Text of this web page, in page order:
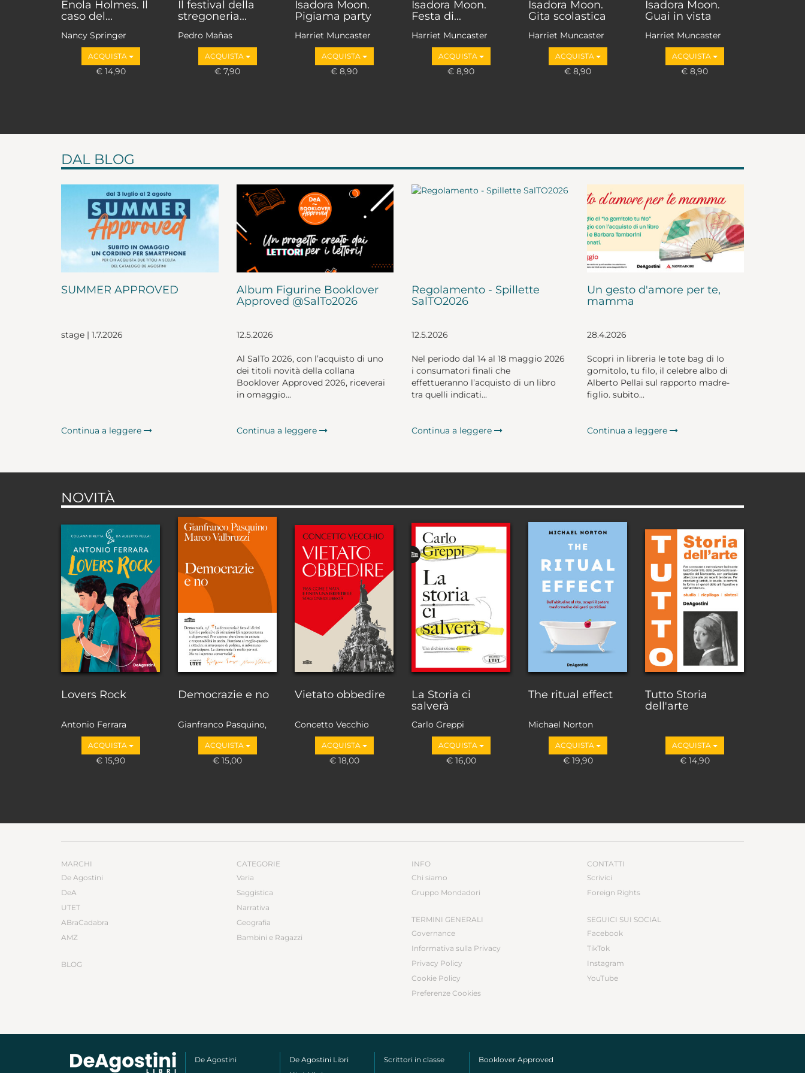
Enola Holmes. Il
caso del...
Nancy Springer
ACQUISTA
€ 14,90
Il festival della
stregoneria...
Pedro Mañas
ACQUISTA
€ 7,90
Isadora Moon.
Pigiama party
Harriet Muncaster
ACQUISTA
€ 8,90
Isadora Moon.
Festa di...
Harriet Muncaster
ACQUISTA
€ 8,90
Isadora Moon.
Gita scolastica
Harriet Muncaster
ACQUISTA
€ 8,90
Isadora Moon.
Guai in vista
Harriet Muncaster
ACQUISTA
€ 8,90
DAL BLOG
SUMMER APPROVED
stage | 1.7.2026
Continua a leggere
Album Figurine Booklover
Approved @SalTo2026
12.5.2026
Al SalTo 2026, con l’acquisto di uno
dei titoli novità della collana
Booklover Approved 2026, riceverai
in omaggio...
Continua a leggere
Regolamento - Spillette
SalTO2026
12.5.2026
Nel periodo dal 14 al 18 maggio 2026
i consumatori finali che
effettueranno l’acquisto di un libro
tra quelli indicati...
Continua a leggere
Un gesto d'amore per te,
mamma
28.4.2026
Scopri in libreria le tote bag di Io
gomitolo, tu filo, il celebre albo di
Alberto Pellai sul rapporto madre-
figlio. subito...
Continua a leggere
NOVITÀ
Lovers Rock
Antonio Ferrara
ACQUISTA
€ 15,90
Democrazie e no
Gianfranco Pasquino,
Marco Valbruzzi
ACQUISTA
€ 15,00
Vietato obbedire
Concetto Vecchio
ACQUISTA
€ 18,00
La Storia ci
salverà
Carlo Greppi
ACQUISTA
€ 16,00
The ritual effect
Michael Norton
ACQUISTA
€ 19,90
Tutto Storia
dell'arte
ACQUISTA
€ 14,90
MARCHI
De Agostini
DeA
UTET
ABraCadabra
AMZ
BLOG
CATEGORIE
Varia
Saggistica
Narrativa
Geografia
Bambini e Ragazzi
INFO
Chi siamo
Gruppo Mondadori
TERMINI GENERALI
Governance
Informativa sulla Privacy
Privacy Policy
Cookie Policy
Preferenze Cookies
CONTATTI
Scrivici
Foreign Rights
SEGUICI SUI SOCIAL
Facebook
TikTok
Instagram
YouTube
De Agostini
De Agostini Libri
Scrittori in classe Booklover Approved